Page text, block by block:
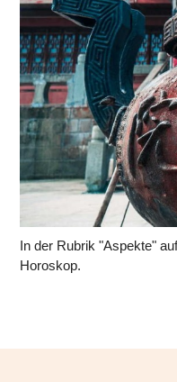
In der Rubrik "Aspekte"
Horoskop.